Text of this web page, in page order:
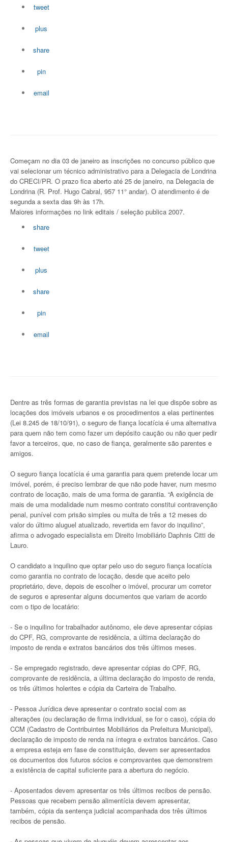
tweet
plus
share
pin
email
Começam no dia 03 de janeiro as inscrições no concurso público que
vai selecionar um técnico administrativo para a Delegacia de Londrina
do CRECI/PR. O prazo fica aberto até 25 de janeiro, na Delegacia de
Londrina (R. Prof. Hugo Cabral, 957 11° andar). O atendimento é de
segunda a sexta das 9h às 17h.
Maiores informações no link editais / seleção publica 2007.
share
tweet
plus
share
pin
email
Dentre as três formas de garantia previstas na lei que dispõe sobre as
locações dos imóveis urbanos e os procedimentos a elas pertinentes
(Lei 8.245 de 18/10/91), o seguro de fiança locatícia é uma alternativa
para quem não tem como fazer um depósito caução ou não quer pedir
favor a terceiros, que, no caso de fiança, geralmente são parentes e
amigos.
O seguro fiança locatícia é uma garantia para quem pretende locar um
imóvel, porém, é preciso lembrar de que não pode haver, num mesmo
contrato de locação, mais de uma forma de garantia. “A exigência de
mais de uma modalidade num mesmo contrato constitui contravenção
penal, punível com prisão simples ou multa de três a 12 meses do
valor do último aluguel atualizado, revertida em favor do inquilino”,
afirma o advogado especialista em Direito Imobiliário Daphnis Citti de
Lauro.
O candidato a inquilino que optar pelo uso do seguro fiança locatícia
como garantia no contrato de locação, desde que aceito pelo
proprietário, deve, depois de escolher o imóvel, procurar um corretor
de seguros e apresentar alguns documentos que variam de acordo
com o tipo de locatário:
- Se o inquilino for trabalhador autônomo, ele deve apresentar cópias
do CPF, RG, comprovante de residência, a última declaração do
imposto de renda e extratos bancários dos três últimos meses.
- Se empregado registrado, deve apresentar cópias do CPF, RG,
comprovante de residência, a última declaração do imposto de renda,
os três últimos holerites e cópia da Carteira de Trabalho.
- Pessoa Jurídica deve apresentar o contrato social com as
alterações (ou declaração de firma individual, se for o caso), cópia do
CCM (Cadastro de Contribuintes Mobiliários da Prefeitura Municipal),
declaração de imposto de renda na íntegra e extratos bancários. Caso
a empresa esteja em fase de constituição, devem ser apresentados
os documentos dos futuros sócios e comprovantes que demonstrem
a existência de capital suficiente para a abertura do negócio.
- Aposentados devem apresentar os três últimos recibos de pensão.
Pessoas que recebem pensão alimentícia devem apresentar,
também, cópia da sentença judicial acompanhada dos três últimos
recibos de pensão.